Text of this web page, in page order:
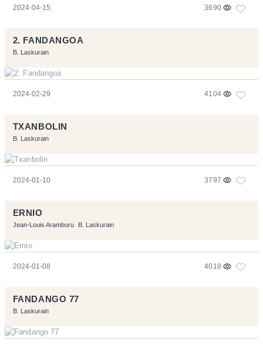
2024-04-15 3690
2. FANDANGOA
B. Laskurain
2024-02-29 4104
TXANBOLIN
B. Laskurain
2024-01-10 3797
ERNIO
Jean-Louis Aramburu B. Laskurain
2024-01-08 4018
FANDANGO 77
B. Laskurain